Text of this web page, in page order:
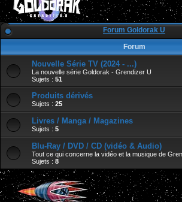
Forum Goldorak U
Forum
Nouvelle Série TV (2024 - ...)
La nouvelle série Goldorak - Grendizer U
Sujets : 51
Produits dérivés
Sujets : 25
Livres / Manga / Magazines
Sujets : 5
Blu-Ray / DVD / CD (vidéo & Audio)
Tout ce qui concerne la vidéo et la musique de
Sujets : 8